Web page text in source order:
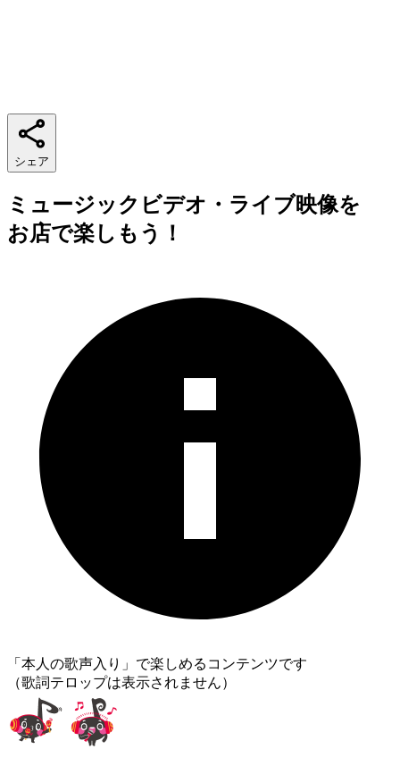
シェア
ミュージックビデオ・ライブ映像を
お店で楽しもう！
「本人の歌声入り」で楽しめるコンテンツです
（歌詞テロップは表示されません）